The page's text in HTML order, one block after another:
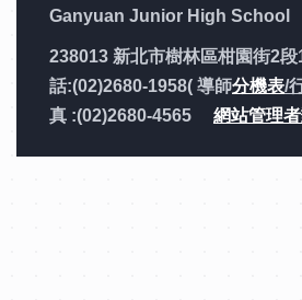
Ganyuan Junior High School
238013 新北市樹林區柑園街2段
話:(02)2680-1958( 導師分機表/
真 :(02)2680-4565 網站管理